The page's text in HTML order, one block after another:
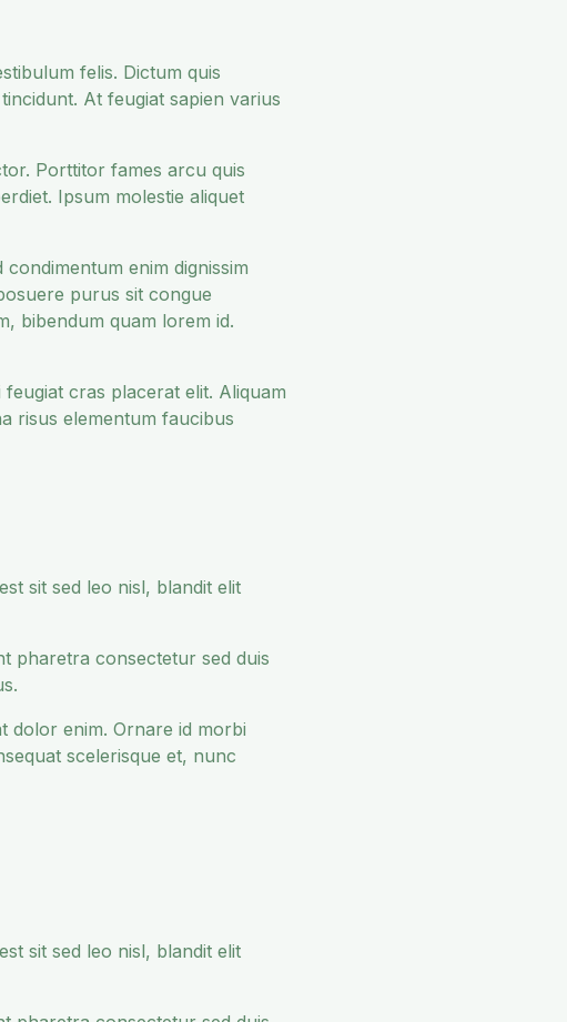
felis. Dictum quis
At feugiat sapien varius
Porttitor fames arcu quis
Ipsum molestie aliquet
enim dignissim
purus sit congue
bibendum quam lorem id.
cras placerat elit. Aliquam
risus elementum faucibus
sit sed leo nisl, blandit elit
pharetra consectetur sed duis
dolor enim. Ornare id morbi
scelerisque et, nunc
sit sed leo nisl, blandit elit